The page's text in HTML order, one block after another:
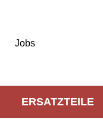
Jobs
ERSATZTEILE